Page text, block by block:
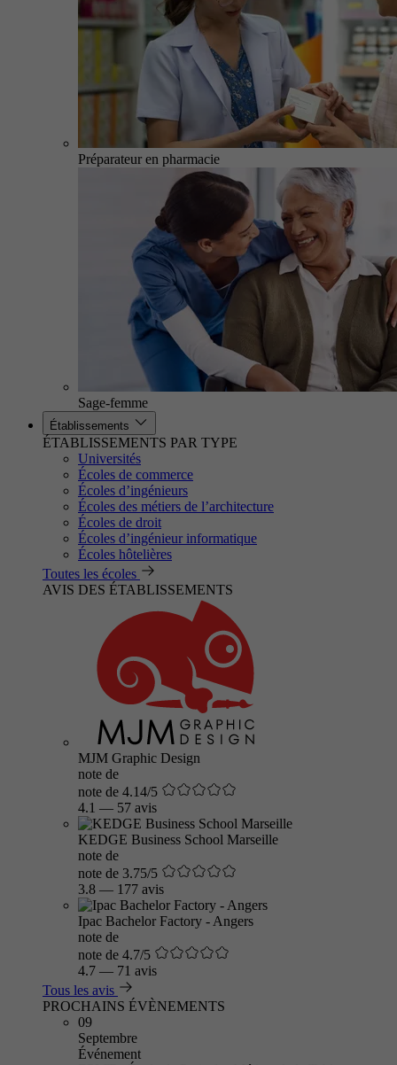
Préparateur en pharmacie
Sage-femme
Établissements
ÉTABLISSEMENTS PAR TYPE
Universités
Écoles de commerce
Écoles d’ingénieurs
Écoles des métiers de l’architecture
Écoles de droit
Écoles d’ingénieur informatique
Écoles hôtelières
Toutes les écoles
AVIS DES ÉTABLISSEMENTS
MJM Graphic Design
note de
note de 4.14/5
4.1 — 57 avis
KEDGE Business School Marseille
note de
note de 3.75/5
3.8 — 177 avis
Ipac Bachelor Factory - Angers
note de
note de 4.7/5
4.7 — 71 avis
Tous les avis
PROCHAINS ÉVÈNEMENTS
09
Septembre
Événement